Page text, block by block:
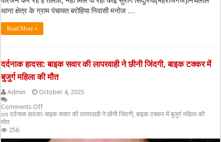
थाना क्षेत्र के ग्राम पंचायत बरोहिया निवासी मनोज …
Read More »
दर्दनाक हादसा: बाइक सवार की लापरवाही ने छीनी जिंदगी, बाइक टक्कर में
बुजुर्ग महिला की मौत
Admin
October 4, 2025
Comments Off
on दर्दनाक हादसा: बाइक सवार की लापरवाही ने छीनी जिंदगी, बाइक टक्कर में बुजुर्ग महिला की
मौत
256